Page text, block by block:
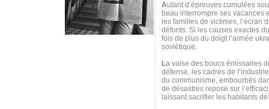
Autant d’épreuves cumulées
beau interrompre ses vacances
les familles de victimes, l’écran
défunts. Si les causes exactes
fois de plus du doigt l’armée
soviétique.
La valse des boucs émissaires
défense, les cadres de
du communisme, embourbés
de désastres repose sur
laissant sacrifier les habitants